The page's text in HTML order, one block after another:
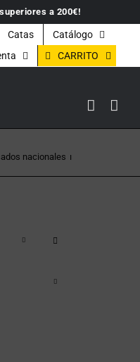
a 200€!
Catas
Catálogo
CARRITO
nacionales